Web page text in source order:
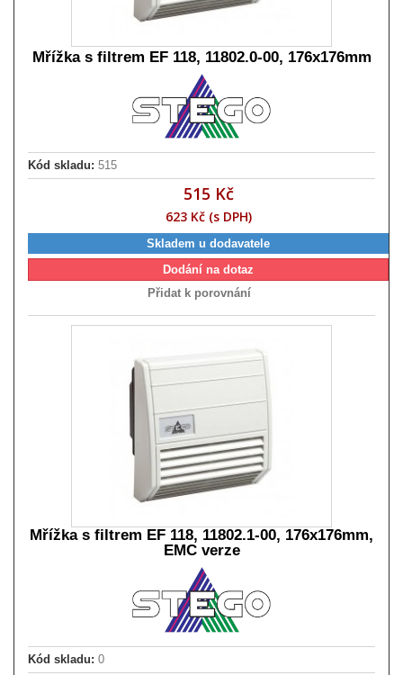
Mřížka s filtrem EF 118, 11802.0-00, 176x176mm
Kód skladu: 515
515 Kč
623 Kč (s DPH)
Skladem u dodavatele
Dodání na dotaz
Přidat k porovnání
Mřížka s filtrem EF 118, 11802.1-00, 176x176mm,
EMC verze
Kód skladu: 0